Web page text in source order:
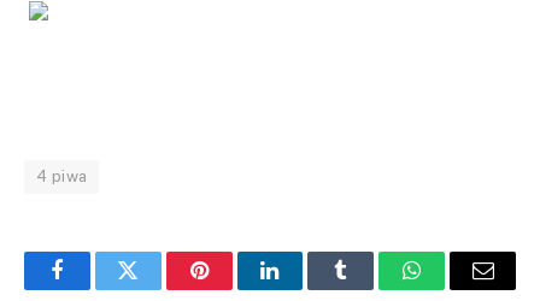
4 piwa
FacebookTwitter PinterestLinkedInTumblr WhatsAppEmail